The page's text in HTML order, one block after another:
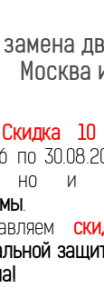
Москва
по
но и
.